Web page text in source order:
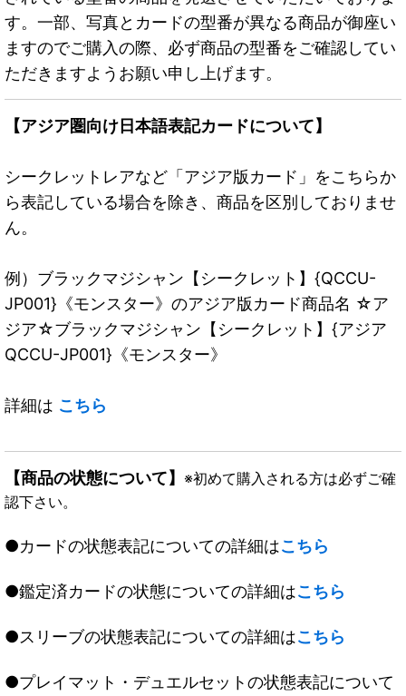
す。一部、写真とカードの型番が異なる商品が御座い
ますのでご購入の際、必ず商品の型番をご確認してい
ただきますようお願い申し上げます。
【アジア圏向け日本語表記カードについて】
シークレットレアなど「アジア版カード」をこちらか
ら表記している場合を除き、商品を区別しておりませ
ん。
例）ブラックマジシャン【シークレット】{QCCU-
JP001}《モンスター》のアジア版カード商品名 ☆ア
ジア☆ブラックマジシャン【シークレット】{アジア
QCCU-JP001}《モンスター》
詳細は こちら
【商品の状態について】 ※初めて購入される方は必ずご確
認下さい。
●カードの状態表記についての詳細はこちら
●鑑定済カードの状態についての詳細はこちら
●スリーブの状態表記についての詳細はこちら
●プレイマット・デュエルセットの状態表記について